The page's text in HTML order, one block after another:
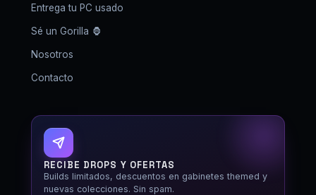
Entrega tu PC usado
Sé un Gorilla 🦍
Nosotros
Contacto
RECIBE DROPS Y OFERTAS
Builds limitados, descuentos en gabinetes themed y
nuevas colecciones. Sin spam.
GORILLA SETUPS